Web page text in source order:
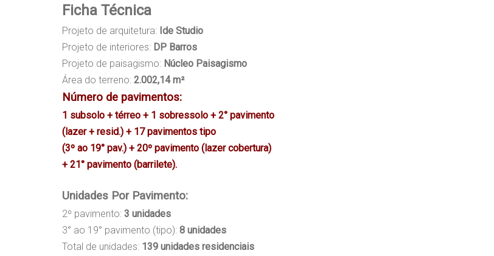
Ficha Técnica
Projeto de arquitetura: Ide Studio
Projeto de interiores: DP Barros
Projeto de paisagismo: Núcleo Paisagismo
Área do terreno: 2.002,14 m²
Número de pavimentos:
1 subsolo + térreo + 1 sobressolo + 2° pavimento
(lazer + resid.) + 17 pavimentos tipo
(3º ao 19° pav.) + 20º pavimento (lazer cobertura)
+ 21° pavimento (barrilete).
Unidades Por Pavimento:
2º pavimento: 3 unidades
3° ao 19° pavimento (tipo): 8 unidades
Total de unidades: 139 unidades residenciais